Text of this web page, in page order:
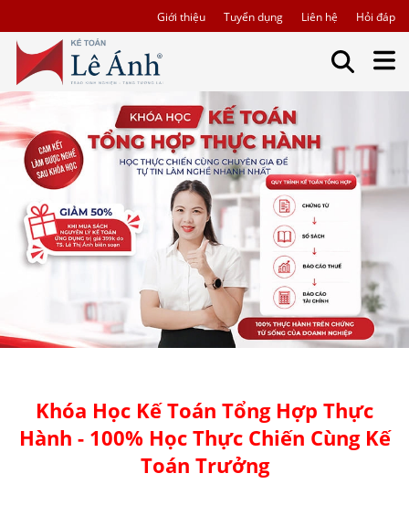
Giới thiệu Tuyển dụng Liên hệ Hỏi đáp
Khóa Học Kế Toán Tổng Hợp Thực
Hành - 100% Học Thực Chiến Cùng Kế
Toán Trưởng